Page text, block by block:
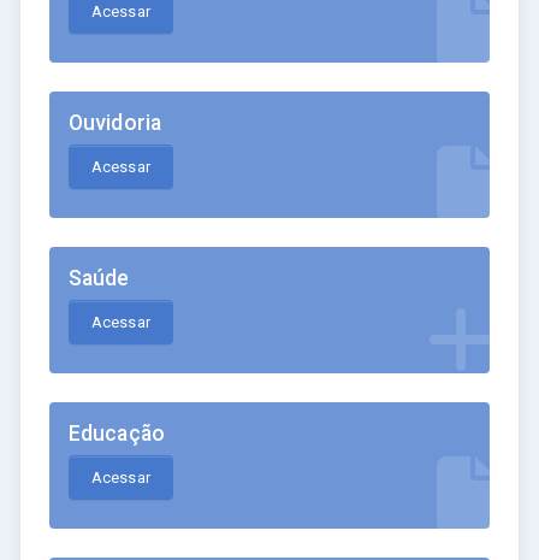
Acessar
Ouvidoria
Acessar
Saúde
Acessar
Educação
Acessar